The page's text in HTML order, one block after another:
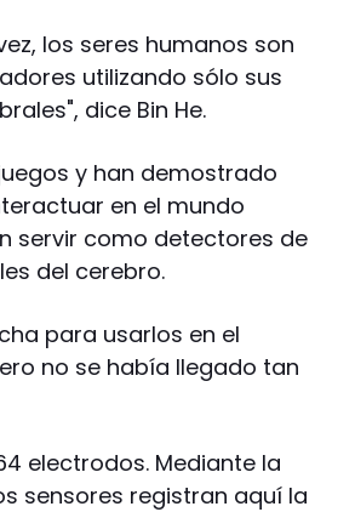
los seres humanos son
utilizando sólo sus
dice Bin He.
y han demostrado
en el mundo
servir como detectores de
del cerebro.
para usarlos en el
no se había llegado tan
electrodos. Mediante la
sensores registran aquí la